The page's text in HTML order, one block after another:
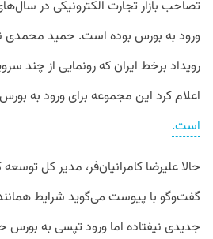
تصاحب بازار تجارت الکترونیکی در
ورود به بورس بوده است. حمید محمدی
رویداد برخط ایران که رونمایی از چند
اعلام کرد این مجموعه برای ورود به بورس
است.
حالا علیرضا کامرانیان‌فر، مدیر کل
گفت‌وگو با پیوست می‌گوید شرایط
جدیدی نیفتاده اما ورود تپسی به بورس